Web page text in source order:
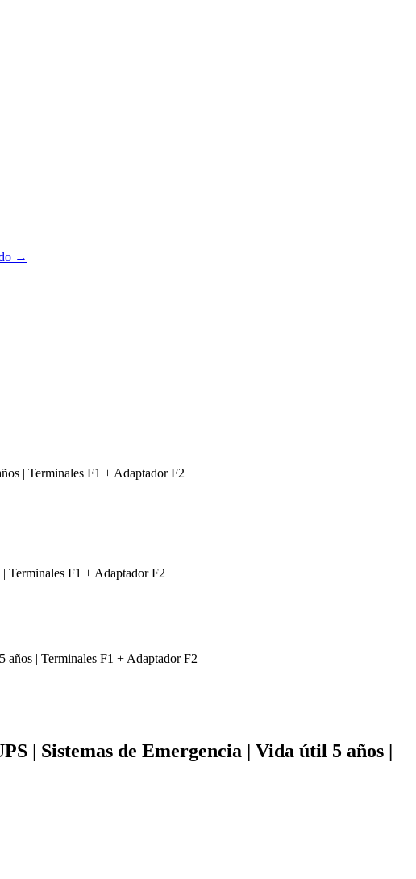
→
| Terminales F1 + Adaptador F2
| Sistemas de Emergencia | Vida útil 5 años |